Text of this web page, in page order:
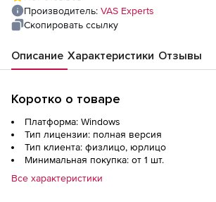
Производитель: VAS Experts
Скопировать ссылку
Описание Характеристики Отзывы
Коротко о товаре
Платформа: Windows
Тип лицензии: полная версия
Тип клиента: физлицо, юрлицо
Минимальная покупка: от 1 шт.
Все характеристики